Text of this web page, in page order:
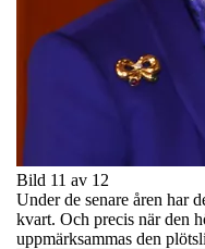
Bild 11 av 12
Under de senare åren har
kvart. Och precis när den
uppmärksammas den